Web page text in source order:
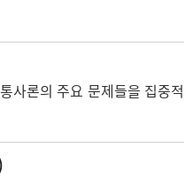
사론의 주요 문제들을 집중적